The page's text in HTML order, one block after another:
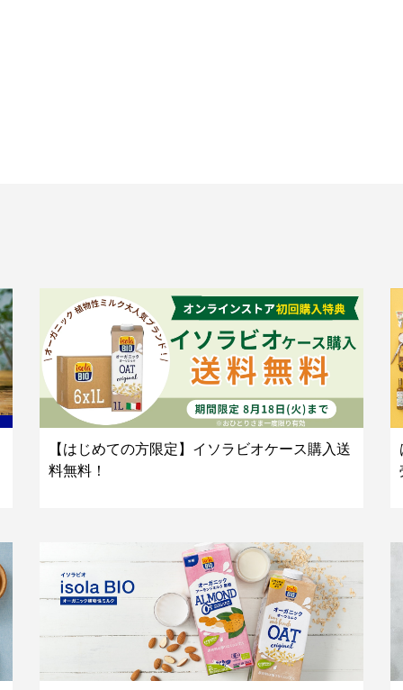
【はじめての方限定】イソラビオケース購入送
料無料！